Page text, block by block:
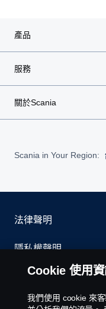
產品
服務
關於Scania
Scania in Your Region:
法律聲明
隱私權聲明
聯絡我們
環境政策
Cookie 使用
我們使用 cookie 來